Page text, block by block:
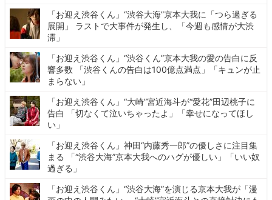
「お迎え渋谷くん」“渋谷大海”京本大我に「つら過ぎる
展開」 ラストで大事件が発生し、「今週も感情が大渋
滞」
「お迎え渋谷くん」“渋谷くん”京本大我の愛の告白に反
響多数 「渋谷くんの告白は100億点満点」「キュンが止
まらない」
「お迎え渋谷くん」“大崎”宮近海斗が“愛花”田辺桃子に
告白 「切なくて泣いちゃったよ」「幸せになってほし
い」
「お迎え渋谷くん」神田“内藤秀一郎”の優しさに注目集
まる 「“渋谷大海”京本大我へのハグが優しい」「いい奴
過ぎる」
「お迎え渋谷くん」“渋谷大海”を演じる京本大我が「漫